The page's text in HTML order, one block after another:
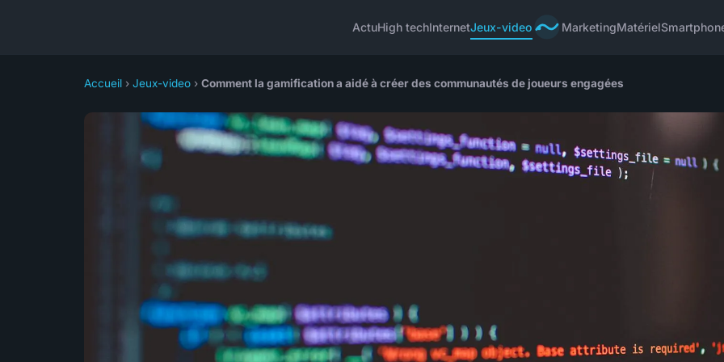
ActuHigh techInternetJeux-video MarketingMatériel
Accueil › Jeux-video › Comment la gamification a aidé à créer des communautés de joueurs engagées